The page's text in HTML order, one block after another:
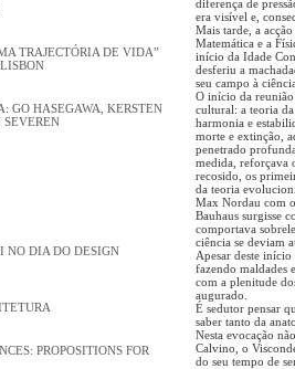
TRAJECTÓRIA DE VIDA”
GO HASEGAWA, KERSTEN
SEVEREN
NO DIA DO DESIGN
PROPOSITIONS FOR
diferença de
era visível e,
Mais tarde, a
Matemática e a
início da Idade
desferiu a
seu campo à
O início da
cultural: a teoria
harmonia e
morte e extinção,
penetrado
medida, reforçava
recosido, os
da teoria
Max Nordau com
Bauhaus surgisse
comportava
ciência se deviam
Apesar deste
fazendo maldades
com a plenitude
augurado.
É sedutor pensar
saber tanto da
Nesta evocação
Calvino, o
do seu tempo de